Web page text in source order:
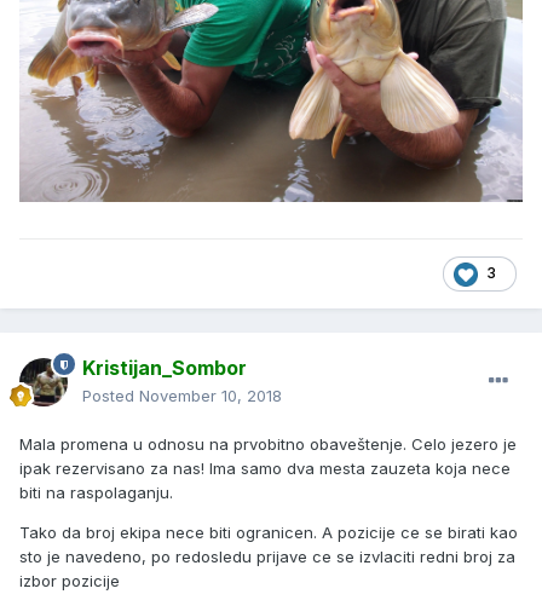
3
Kristijan_Sombor
Posted November 10, 2018
Mala promena u odnosu na prvobitno obaveštenje. Celo jezero je
ipak rezervisano za nas! Ima samo dva mesta zauzeta koja nece
biti na raspolaganju.
Tako da broj ekipa nece biti ogranicen. A pozicije ce se birati kao
sto je navedeno, po redosledu prijave ce se izvlaciti redni broj za
izbor pozicije